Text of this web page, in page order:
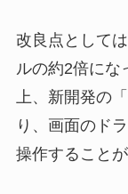
改良点として
ルの約2倍にな
上、新開発の
り、画面のド
操作すること